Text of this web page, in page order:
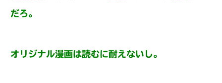
だろ。
オリジナル漫画は読むに耐えないし。